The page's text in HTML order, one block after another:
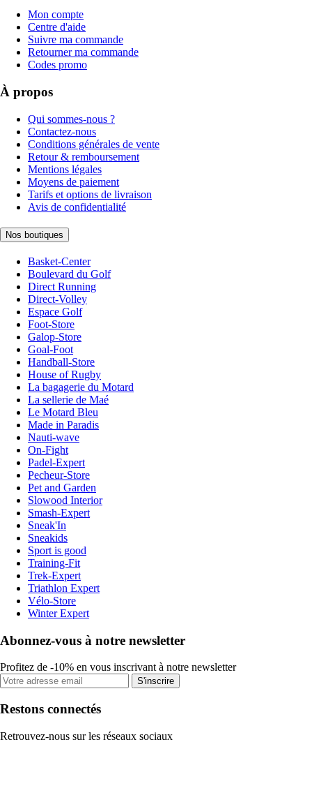
Mon compte
Centre d'aide
Suivre ma commande
Retourner ma commande
Codes promo
À propos
Qui sommes-nous ?
Contactez-nous
Conditions générales de vente
Retour & remboursement
Mentions légales
Moyens de paiement
Tarifs et options de livraison
Avis de confidentialité
Nos boutiques
Basket-Center
Boulevard du Golf
Direct Running
Direct-Volley
Espace Golf
Foot-Store
Galop-Store
Goal-Foot
Handball-Store
House of Rugby
La bagagerie du Motard
La sellerie de Maé
Le Motard Bleu
Made in Paradis
Nauti-wave
On-Fight
Padel-Expert
Pecheur-Store
Pet and Garden
Slowood Interior
Smash-Expert
Sneak'In
Sneakids
Sport is good
Training-Fit
Trek-Expert
Triathlon Expert
Vélo-Store
Winter Expert
Abonnez-vous à notre newsletter
Profitez de -10% en vous inscrivant à notre newsletter
S'inscrire
Restons connectés
Retrouvez-nous sur les réseaux sociaux